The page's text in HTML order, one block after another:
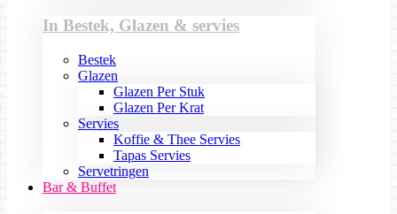
In Bestek, Glazen & servies
Bestek
Glazen
Glazen Per Stuk
Glazen Per Krat
Servies
Koffie & Thee Servies
Tapas Servies
Servetringen
Bar & Buffet